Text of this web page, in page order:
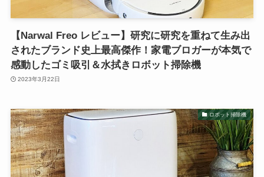
【Narwal Freo レビュー】研究に研究を重ねて生み出
されたブランド史上最高傑作！家電ブロガーが本気で
感動したゴミ吸引＆水拭きロボット掃除機
2023年3月22日
ロボット掃除機